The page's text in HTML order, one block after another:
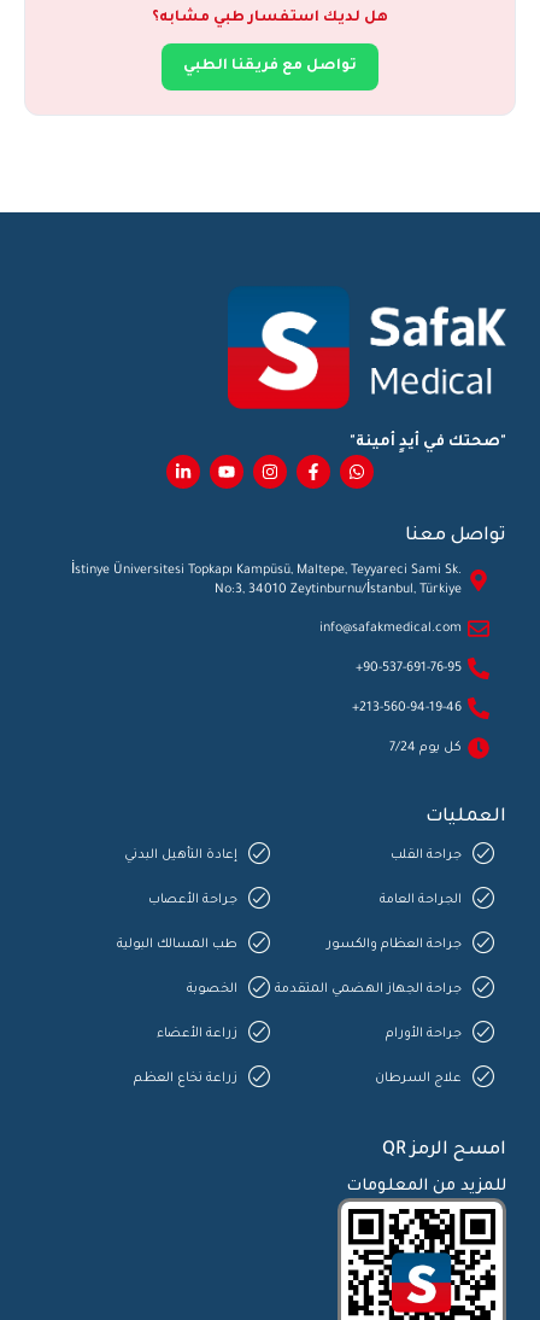
هل لديك استفسار طبي مشابه؟
تواصل مع فريقنا الطبي
"صحتك في أيدٍ أمينة"
تواصل معنا
İstinye Üniversitesi Topkapı Kampüsü, Maltepe, Teyyareci Sami Sk.
No:3, 34010 Zeytinburnu/İstanbul, Türkiye
info@safakmedical.com
90-537-691-76-95+
213-560-94-19-46+
كل يوم 7/24
العمليات
جراحة القلب
الجراحة العامة
جراحة العظام والكسور
جراحة الجهاز الهضمي المتقدمة
جراحة الأورام
علاج السرطان
إعادة التأهيل البدني
جراحة الأعصاب
طب المسالك البولية
الخصوبة
زراعة الأعضاء
زراعة نخاع العظم
امسح الرمز QR
للمزيد من المعلومات